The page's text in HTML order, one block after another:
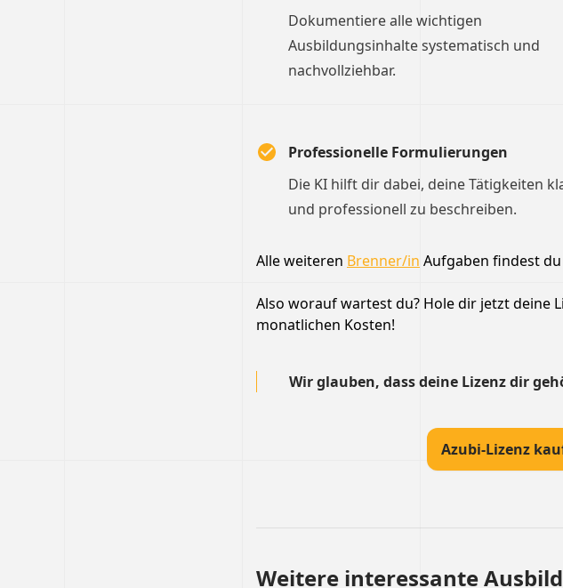
Dokumentiere alle wichtigen
Ausbildungsinhalte systematisch und
nachvollziehbar.
Professionelle Formulierungen
Die KI hilft dir dabei, deine Tätigkeiten
und professionell zu beschreiben.
Alle weiteren Brenner/in Aufgaben findest
Also worauf wartest du? Hole dir jetzt deine
monatlichen Kosten!
Wir glauben, dass deine Lizenz dir
Azubi-Lizenz
Weitere interessante